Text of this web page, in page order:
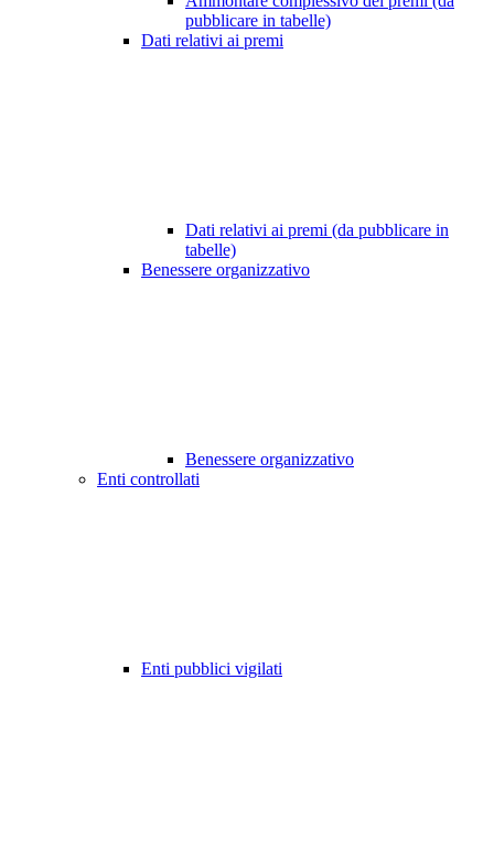
pubblicare in tabelle)
Dati relativi ai premi
Dati relativi ai premi (da pubblicare in
tabelle)
Benessere organizzativo
Benessere organizzativo
Enti controllati
Enti pubblici vigilati